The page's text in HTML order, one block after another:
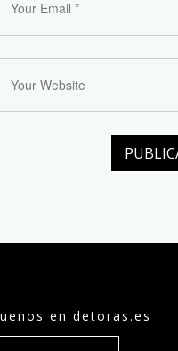
en detoras.es